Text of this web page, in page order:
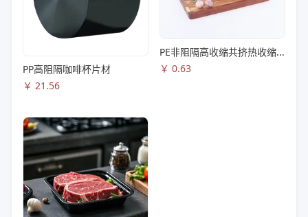
PP高阻隔咖啡杯片材
￥ 21.56
PE非阻隔高收缩共挤热收缩膜S83
￥ 0.63